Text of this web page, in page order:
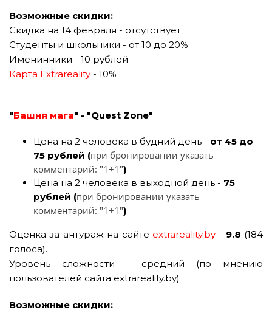
Возможные скидки:
Скидка на 14 февраля - отсутствует
Студенты и школьники - от 10 до 20%
Именинники - 10 рублей
Карта Extrareality - 10%
"Башня мага" - "Quest Zone"
Цена на 2 человека в будний день - от 45 до
75 рублей (при бронировании указать
комментарий: "1+1")
Цена на 2 человека в выходной день - 75
рублей (при бронировании указать
комментарий: "1+1")
Оценка за антураж на сайте extrareality.by- 9.8 (184
голоса).
Уровень сложности - средний (по мнению
пользователей сайта extrareality.by)
Возможные скидки: